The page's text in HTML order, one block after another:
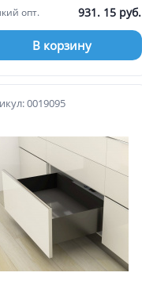
опт. 931. 15 руб.
В корзину
0019095